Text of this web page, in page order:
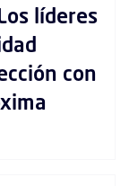
líderes
con